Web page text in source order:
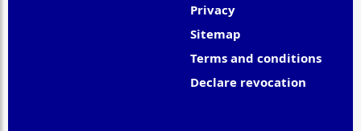
Privacy
Sitemap
Terms and conditions
Declare revocation